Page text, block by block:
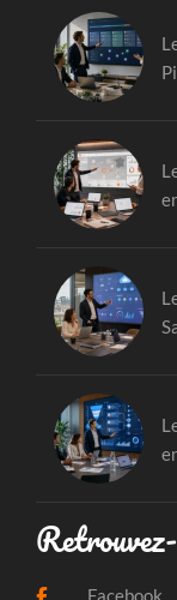
Facebook